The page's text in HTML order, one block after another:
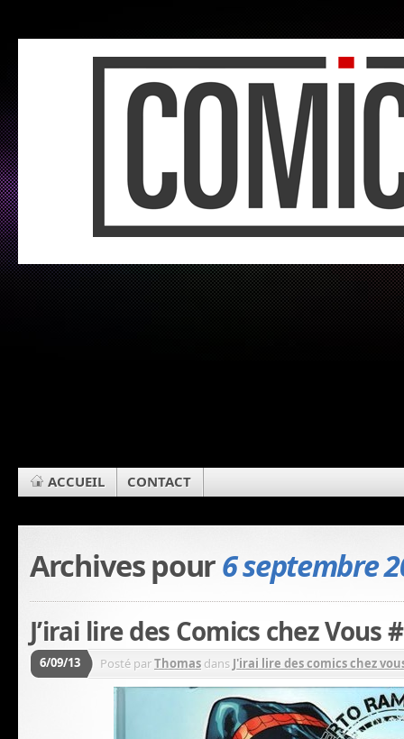
ACCUEIL CONTACT
Archives pour6 septembre
J’irai lire des Comics chez Vous
6/09/13 Posté parThomas dans J'irai lire des comics chez